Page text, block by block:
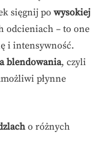
sięgnij po wysokiej
odcieniach – to one
i intensywność.
blendowania, czyli
płynne
o różnych